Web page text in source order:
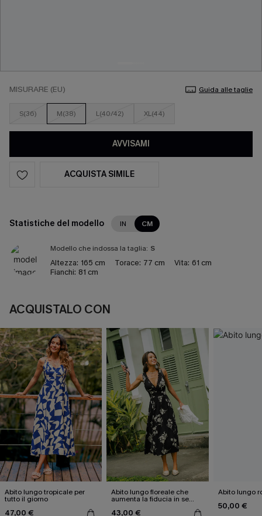
MISURARE (EU) Guida alle taglie
S(36) M(38) L(40/42) XL(44)
AVVISAMI
ACQUISTA SIMILE
Statistiche del modello IN CM
Modello che indossa la taglia: S
Altezza: 165 cm Torace: 77 cm Vita: 61 cm
Fianchi: 81 cm
ACQUISTALO CON
Abito lungo tropicale per
tutto il giorno
47,00 €
Abito lungo floreale che
aumenta la fiducia in se
43,00 €
Abito lungo
50,00 €